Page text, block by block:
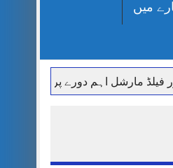
میں
مارشل اہم دورے پر سعودی عرب